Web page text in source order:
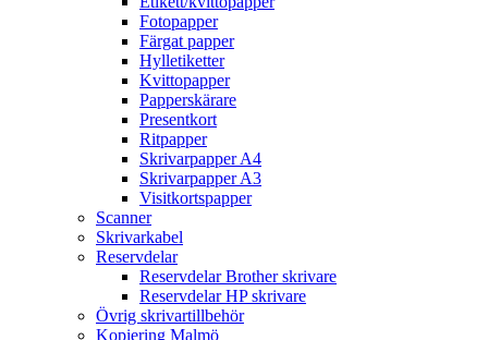
Fotopapper
Färgat papper
Hylletiketter
Kvittopapper
Papperskärare
Presentkort
Ritpapper
Skrivarpapper A4
Skrivarpapper A3
Visitkortspapper
Scanner
Skrivarkabel
Reservdelar
Reservdelar Brother skrivare
Reservdelar HP skrivare
Övrig skrivartillbehör
Kopiering Malmö